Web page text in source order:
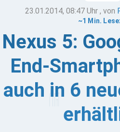
23.01.2014, 08:47 Uhr , von
~1 Min.
Nexus 5:
End-
auch in 6